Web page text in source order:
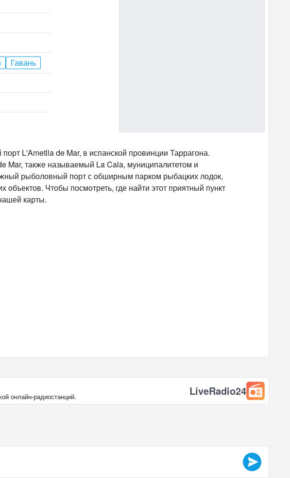
Гавань
L'Ametlla de Mar, в испанской провинции Таррагона.
Mar, также называемый La Cala, муниципалитетом и
рыболовный порт с обширным парком рыбацких лодок,
объектов. Чтобы посмотреть, где найти этот приятный пункт
карты.
онлайн‑радиостанций. LiveRadio24